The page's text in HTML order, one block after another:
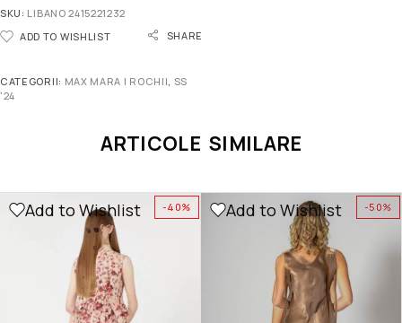
SKU: LIBANO 2415221232
ADD TO WISHLIST
SHARE
CATEGORII: MAX MARA | ROCHII, SS
'24
ARTICOLE SIMILARE
-40%
Add to Wishlist -50%
Add to Wishlist